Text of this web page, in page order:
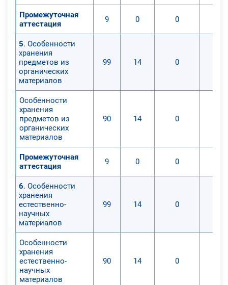
Промежуточная
аттестация
9 0 0
5. Особенности
хранения
предметов из
органических
материалов
99 14 0
Особенности
хранения
предметов из
органических
материалов
90 14 0
Промежуточная
аттестация
9 0 0
6. Особенности
хранения
естественно-
научных
материалов
99 14 0
Особенности
хранения
естественно-
научных
материалов
90 14 0